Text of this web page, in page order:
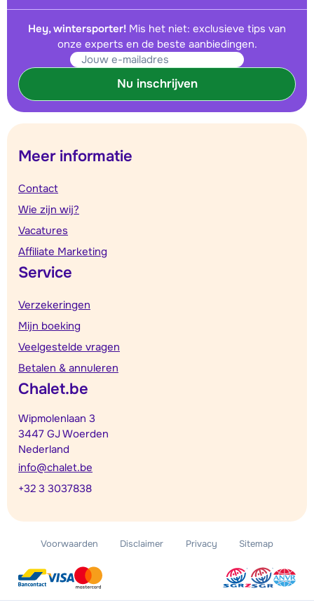
Hey, wintersporter! Mis het niet: exclusieve tips van
onze experts en de beste aanbiedingen.
Nu inschrijven
Meer informatie
Contact
Wie zijn wij?
Vacatures
Affiliate Marketing
Service
Verzekeringen
Mijn boeking
Veelgestelde vragen
Betalen & annuleren
Chalet.be
Wipmolenlaan 3
3447 GJ Woerden
Nederland
info@chalet.be
+32 3 3037838
Voorwaarden Disclaimer Privacy Sitemap